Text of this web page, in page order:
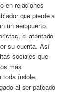
en relaciones
que pierde a
un aeropuerto.
el atentado
su cuenta. Así
sociales que
más
toda índole,
al ser pateado